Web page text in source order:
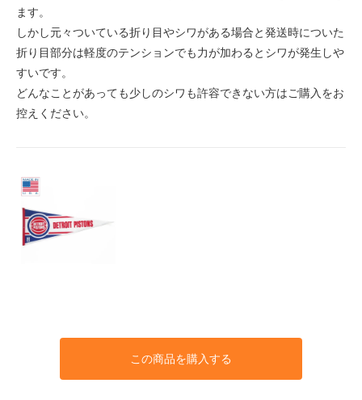
ます。
しかし元々ついている折り目やシワがある場合と発送時についた
折り目部分は軽度のテンションでも力が加わるとシワが発生しや
すいです。
どんなことがあっても少しのシワも許容できない方はご購入をお
控えください。
この商品を購入する